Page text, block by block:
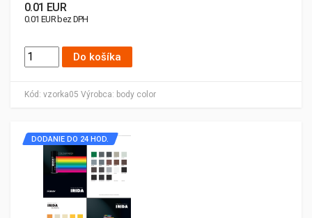
Kód: vzorka05 Výrobca: body color
0.01 EUR
0.01 EUR bez DPH
Do košíka
DODANIE DO 24 HOD.